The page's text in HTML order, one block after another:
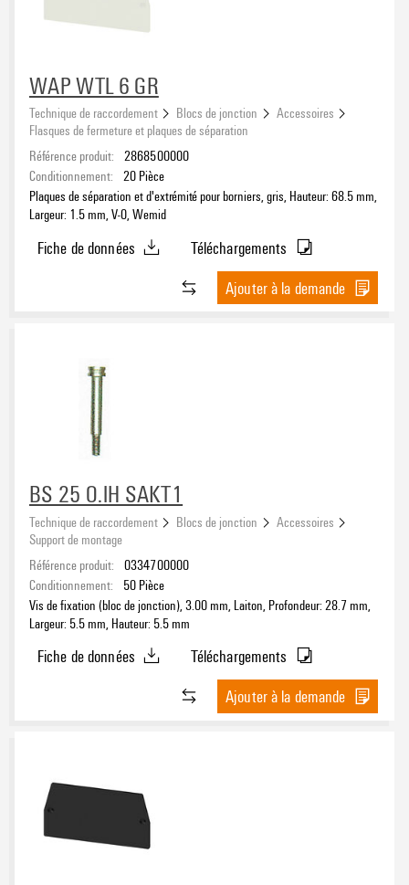
WAP WTL 6 GR
Technique de raccordement Blocs de jonction
Accessoires
Flasques de fermeture et plaques de séparation
Référence produit: 2868500000
Conditionnement: 20 Pièce
Plaques de séparation et d'extrémité pour borniers, gris, Hauteur: 68.5 mm,
Largeur: 1.5 mm, V-0, Wemid
Fiche de données
Téléchargements
Ajouter à la demande
BS 25 O.IH SAKT1
Technique de raccordement Blocs de jonction
Accessoires
Support de montage
Référence produit: 0334700000
Conditionnement:
50 Pièce
Vis de fixation (bloc de jonction), 3.00 mm, Laiton, Profondeur: 28.7 mm,
Largeur: 5.5 mm, Hauteur: 5.5 mm
Fiche de données
Téléchargements
Ajouter à la demande